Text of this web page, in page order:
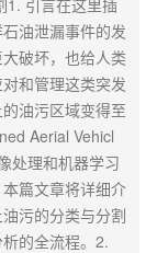
1. 引言在这里插
油泄漏事件的发
破坏，也给人类
和管理这类突发
油污区域变得至
Aerial Vehicl
处理和机器学习
篇文章将详细介
污的分类与分割
的全流程。2.